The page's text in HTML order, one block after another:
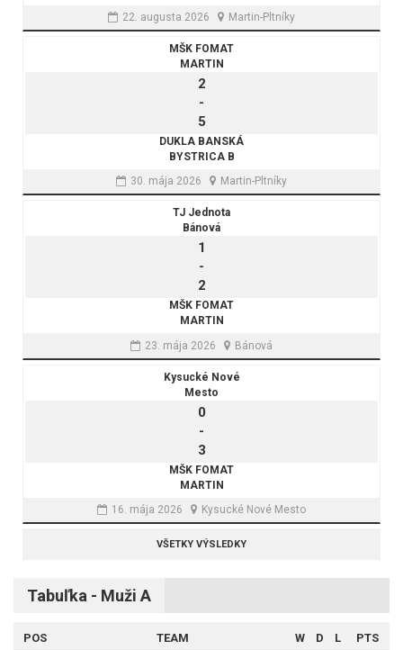
22. augusta 2026
Martin-Pltníky
MŠK FOMAT
MARTIN
2
-
5
DUKLA BANSKÁ
BYSTRICA B
30. mája 2026
Martin-Pltníky
TJ Jednota
Bánová
1
-
2
MŠK FOMAT
MARTIN
23. mája 2026
Bánová
Kysucké Nové
Mesto
0
-
3
MŠK FOMAT
MARTIN
16. mája 2026
Kysucké Nové Mesto
VŠETKY VÝSLEDKY
Tabuľka - Muži A
POS TEAM W D L PTS